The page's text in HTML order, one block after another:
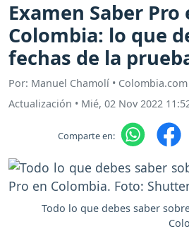
Examen Saber Pro
Colombia: lo que
fechas de la
Por: Manuel Chamolí • Colombia.com
Actualización • Mié, 02 Nov 2022
Comparte en:
Todo lo que debes saber